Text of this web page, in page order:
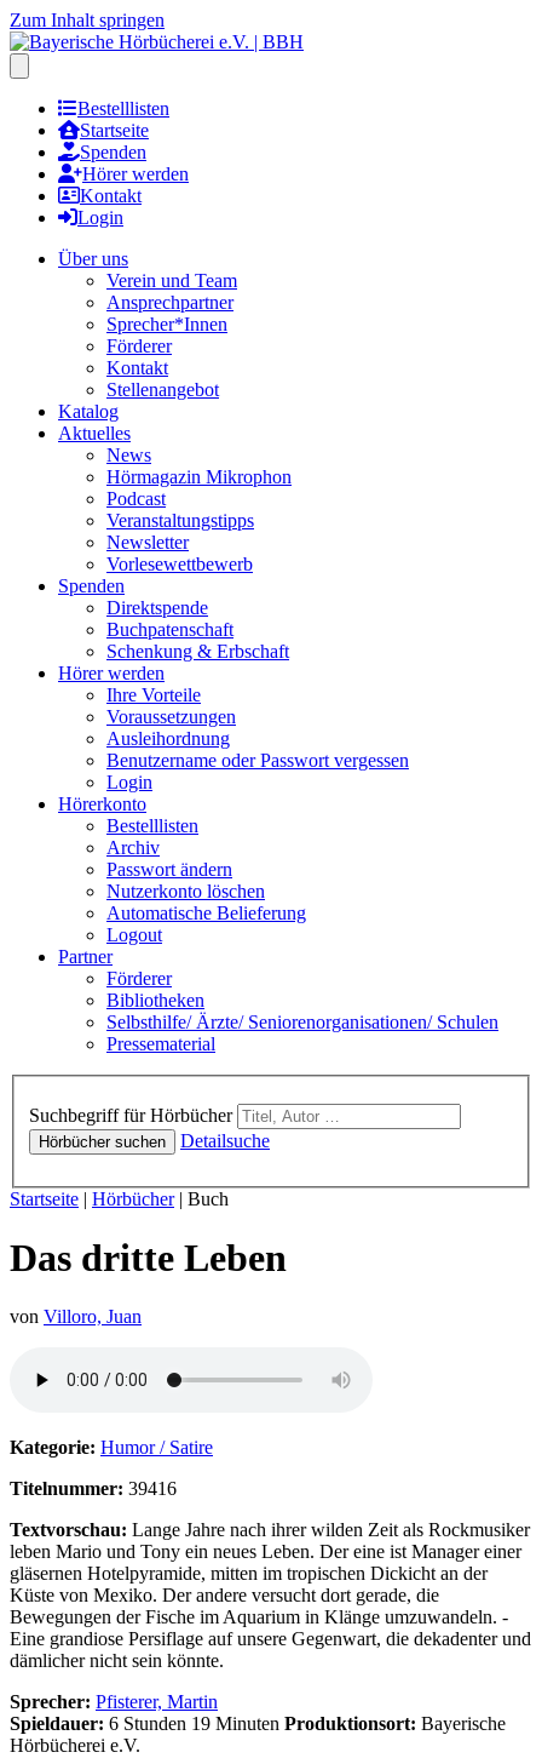
Zum Inhalt springen
Bestelllisten
Startseite
Spenden
Hörer werden
Kontakt
Login
Über uns
Verein und Team
Ansprechpartner
Sprecher*Innen
Förderer
Kontakt
Stellenangebot
Katalog
Aktuelles
News
Hörmagazin Mikrophon
Podcast
Veranstaltungstipps
Newsletter
Vorlesewettbewerb
Spenden
Direktspende
Buchpatenschaft
Schenkung & Erbschaft
Hörer werden
Ihre Vorteile
Voraussetzungen
Ausleihordnung
Benutzername oder Passwort vergessen
Login
Hörerkonto
Bestelllisten
Archiv
Passwort ändern
Nutzerkonto löschen
Automatische Belieferung
Logout
Partner
Förderer
Bibliotheken
Selbsthilfe/ Ärzte/ Seniorenorganisationen/ Schulen
Pressematerial
Suchbegriff für Hörbücher
Hörbücher suchen Detailsuche
Sie sind hier:
Startseite | Hörbücher| Buch
Das dritte Leben
von Villoro, Juan
Kategorie: Humor / Satire
Titelnummer: 39416
Textvorschau: Lange Jahre nach ihrer wilden Zeit als Rockmusiker
leben Mario und Tony ein neues Leben. Der eine ist Manager einer
gläsernen Hotelpyramide, mitten im tropischen Dickicht an der
Küste von Mexiko. Der andere versucht dort gerade, die
Bewegungen der Fische im Aquarium in Klänge umzuwandeln. -
Eine grandiose Persiflage auf unsere Gegenwart, die dekadenter und
dämlicher nicht sein könnte.
Sprecher: Pfisterer, Martin
Spieldauer: 6 Stunden 19 Minuten Produktionsort: Bayerische
Hörbücherei e.V.